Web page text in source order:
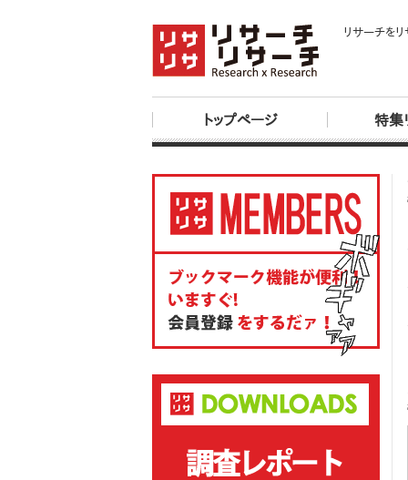
リサーチを
トップページ 特集